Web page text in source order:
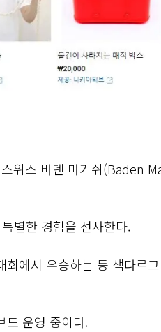
위스 바덴 마기쉬(Baden
별한 경험을 선사한다.
에서 우승하는 등 색다르
도 운영 중이다.